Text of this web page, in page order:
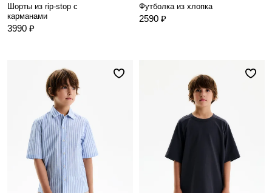
Шорты из rip-stop с
карманами
3990 ₽
Футболка из хлопка
2590 ₽